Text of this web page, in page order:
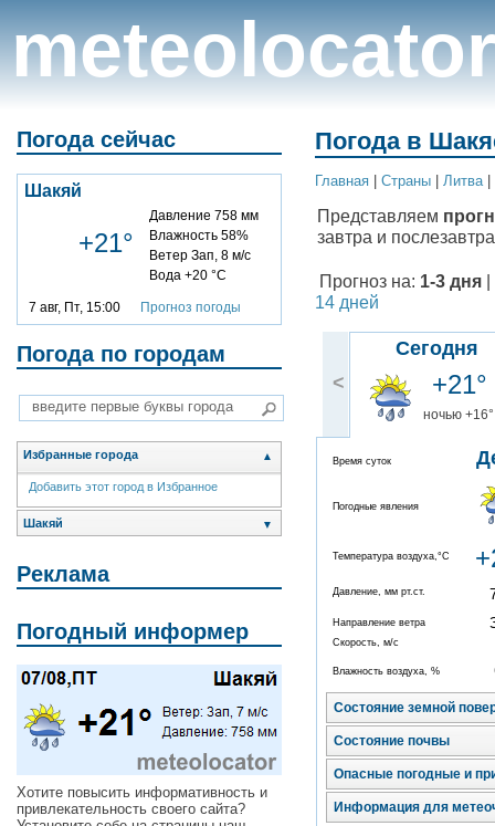
meteolocator
Погода сейчас
Шакяй
+21°
Давление 758 мм
Влажность 58%
Ветер Зап, 8 м/с
Вода +20 °C
7 авг, Пт, 15:00 Прогноз погоды
Погода по городам
Избранные города ▲
Добавить этот город в Избранное
Шакяй ▼
Реклама
Погодный информер
Хотите повысить информативность и
привлекательность своего сайта?
Погода в
Главная Cтраны Литва|
Представляем
завтра и
Прогноз на: 1-3 дня
14 дней
<
Сегодня
+21°
ночью +16°
Время суток
Погодные явления
Температура воздуха,°C
Давление, мм рт.ст.
Направление ветра
Скорость, м/с
Влажность воздуха, %
Состояние земной
Состояние почвы
Опасные погодные и
Информация для